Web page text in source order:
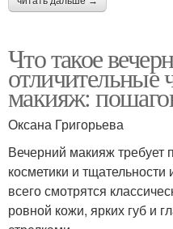
Что такое
отличительные
макияж:
Оксана Григорьева
Вечерний макияж требует
косметики и
всего смотрятся
ровной кожи, ярких губ и